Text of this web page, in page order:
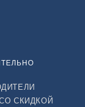
СКИДКОЙ